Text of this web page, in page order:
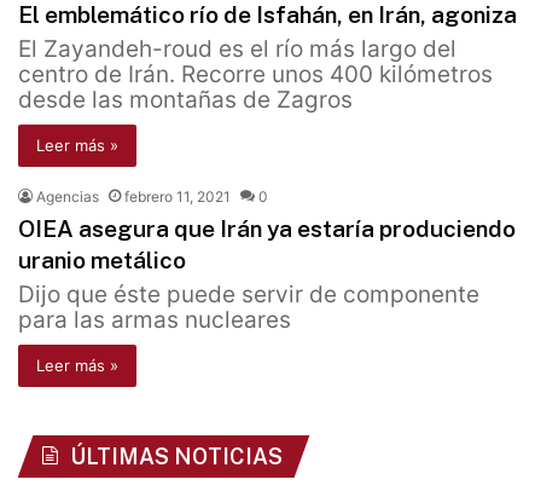
El emblemático río de Isfahán, en Irán, agoniza
El Zayandeh-roud es el río más largo del
centro de Irán. Recorre unos 400 kilómetros
desde las montañas de Zagros
Leer más »
Agencias febrero 11, 2021 0
OIEA asegura que Irán ya estaría produciendo
uranio metálico
Dijo que éste puede servir de componente
para las armas nucleares
Leer más »
ÚLTIMAS NOTICIAS